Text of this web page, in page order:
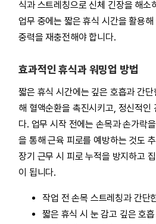
식과 스트레칭으로 신체 긴장을 해소
업무 중에는 짧은 휴식 시간을 활용
중력을 재충전해야 합니다.
효과적인 휴식과 워밍업 방법
짧은 휴식 시간에는 깊은 호흡과 간
해 혈액순환을 촉진시키고, 정신적인
다. 업무 시작 전에는 손목과 손가락
을 통해 근육 피로를 예방하는 것도
장기 근무 시 피로 누적을 방지하고
이 됩니다.
작업 전 손목 스트레칭과 간단
짧은 휴식 시 눈 감고 깊은 호